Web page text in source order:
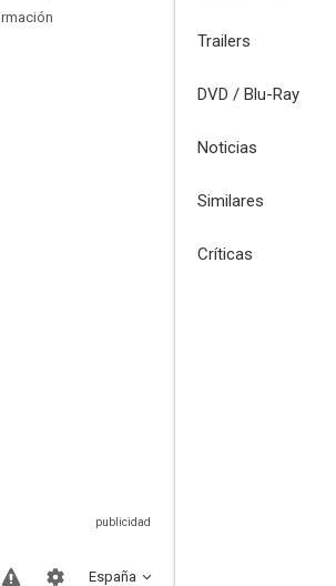
España
Trailers
DVD / Blu-Ray
Noticias
Similares
Críticas